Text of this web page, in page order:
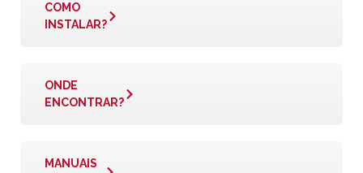
COMO
INSTALAR?
ONDE
ENCONTRAR?
MANUAIS